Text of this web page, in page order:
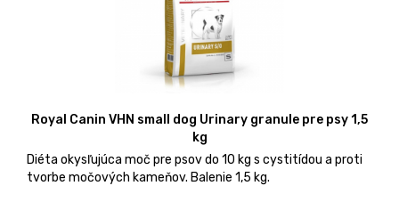
Royal Canin VHN small dog Urinary granule pre psy 1,5
kg
Diéta okysľujúca moč pre psov do 10 kg s cystitídou a proti
tvorbe močových kameňov. Balenie 1,5 kg.